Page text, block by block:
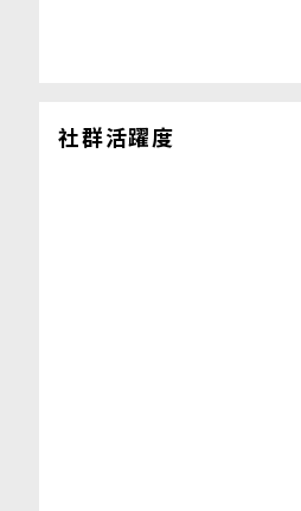
社群活躍度